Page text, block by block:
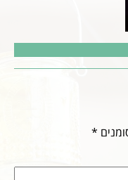
*